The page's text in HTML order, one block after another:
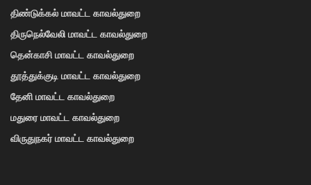
திண்டுக்கல் மாவட்ட காவல்துறை
திருநெல்வேலி மாவட்ட காவல்துறை
தென்காசி மாவட்ட காவல்துறை
தூத்துக்குடி மாவட்ட காவல்துறை
தேனி மாவட்ட காவல்துறை
மதுரை மாவட்ட காவல்துறை
விருதுநகர் மாவட்ட காவல்துறை